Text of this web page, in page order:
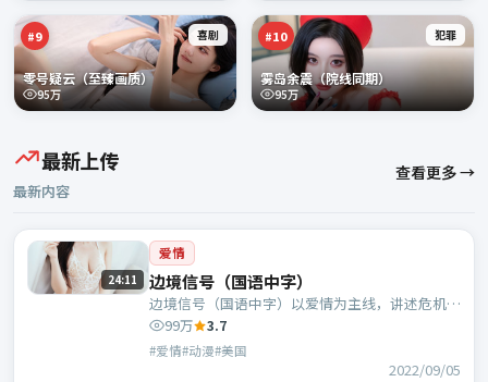
#9 喜剧
零号疑云（至臻画质）
95万
#10 犯罪
雾岛余震（院线同期）
95万
最新上传
最新内容
查看更多 →
24:11
爱情
边境信号（国语中字）
边境信号（国语中字）以爱情为主线，讲述危机中
的抉择与人物成长；美国班底，宁浩执导，王景
春、长泽雅美等主演。
99万 3.7
#爱情#动漫#美国
2022/09/05